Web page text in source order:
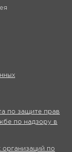
по защите прав
по надзору в
по